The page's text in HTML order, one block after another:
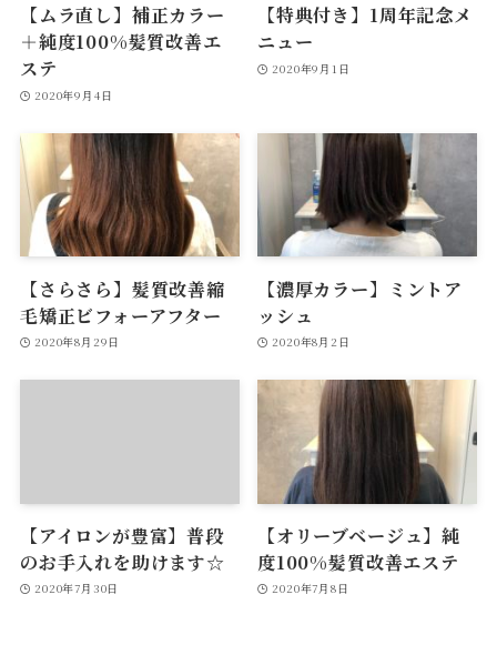
【ムラ直し】補正カラー
＋純度100%髪質改善エ
ステ
2020年9月4日
【特典付き】1周年記念メ
ニュー
2020年9月1日
【さらさら】髪質改善縮
毛矯正ビフォーアフター
2020年8月29日
【濃厚カラー】ミントア
ッシュ
2020年8月2日
【アイロンが豊富】普段
のお手入れを助けます☆
2020年7月30日
【オリーブベージュ】純
度100%髪質改善エステ
2020年7月8日